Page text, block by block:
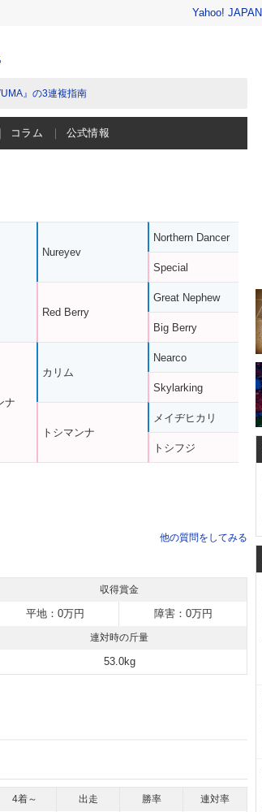
Yahoo! JAPAN
』の3連複指南
コラム 公式情報
ナ
Nureyev
Red Berry
カリム
トシマンナ
Northern Dancer
Special
Great Nephew
Big Berry
Nearco
Skylarking
メイヂヒカリ
トシフジ
他の質問をしてみる
収得賞金
平地：0万円 障害：0万円
連対時の斤量
53.0kg
4着～ 出走 勝率 連対率